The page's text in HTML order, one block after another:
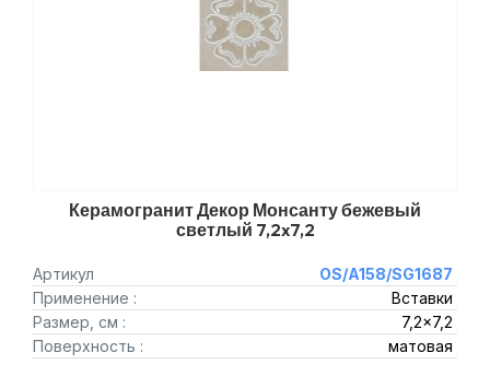
Керамогранит Декор Монсанту бежевый
светлый 7,2x7,2
Артикул
OS/A158/SG1687
Применение :
Вставки
Размер, см :
7,2x7,2
Поверхность :
матовая